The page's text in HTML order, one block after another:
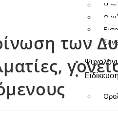
Η
Ο
των